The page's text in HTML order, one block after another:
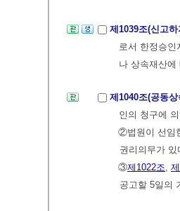
제1039조(신고
로서 한정승
나 상속재산
제1040조(공동
인의 청구에
②법원이 선임
권리의무가 있
③제1022조
공고할 5일의